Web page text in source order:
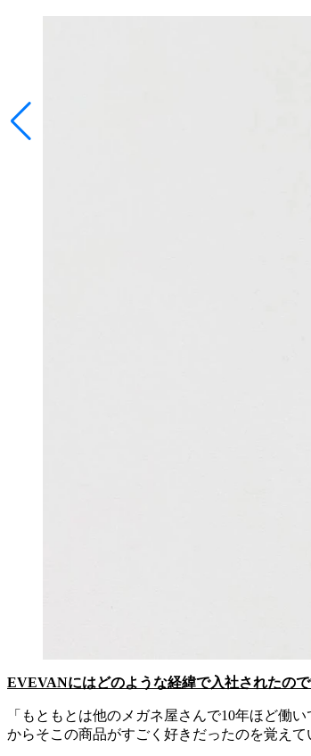
EVEVANにはどのような経緯で入社されたので
「もともとは他のメガネ屋さんで10年ほど働
からそこの商品がすごく好きだったのを覚えて